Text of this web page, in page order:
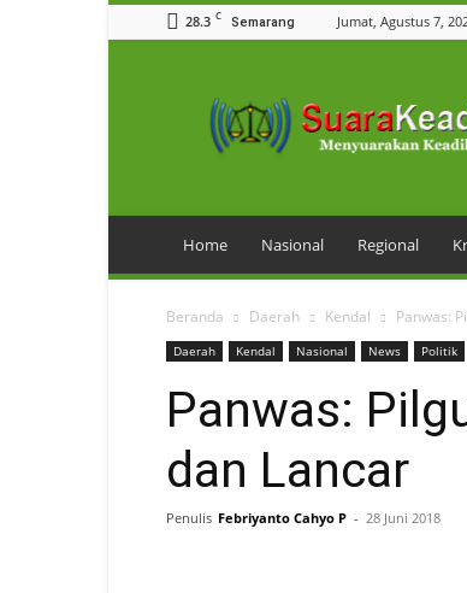
28.3 C Semarang Jumat, Agustus 7,
Home Nasional Regional
Beranda Daerah Kendal Panwas:
Daerah Kendal Nasional News Politik
Panwas:
dan Lancar
Penulis Febriyanto Cahyo P - 28 Juni 2018